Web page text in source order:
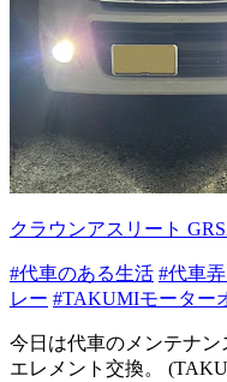
クラウンアスリート
#代車のある生活 #代車弄
レー #TAKUMIモーター
今日は代車のメンテナ
エレメント交換。